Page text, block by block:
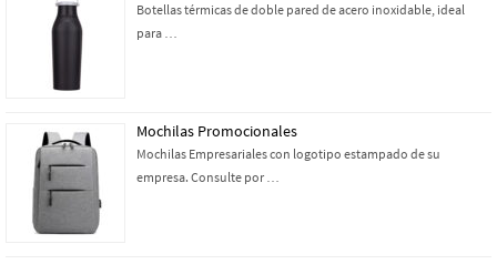
Botellas térmicas de doble pared de acero inoxidable, ideal
para …
Mochilas Promocionales
Mochilas Empresariales con logotipo estampado de su
empresa. Consulte por …